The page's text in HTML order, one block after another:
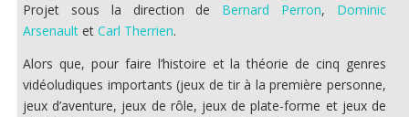
Projet sous la direction de Bernard Perron, Dominic
Arsenault et Carl Therrien.
Alors que, pour faire l’histoire et la théorie de cinq genres
vidéoludiques importants (jeux de tir à la première personne,
jeux d’aventure, jeux de rôle, jeux de plate-forme et jeux de